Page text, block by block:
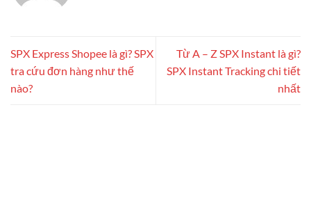
SPX Express Shopee là gì? SPX
tra cứu đơn hàng như thế
nào?
Từ A – Z SPX Instant là gì?
SPX Instant Tracking chi tiết
nhất